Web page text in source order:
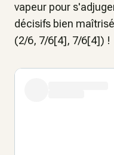
vapeur pour
décisifs bien
(2/6, 7/6[4], 7/6[4]) !